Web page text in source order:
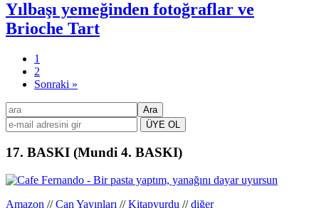
Yılbaşı yemeğinden fotoğraflar ve
Brioche Tart
Sayfa
1
Sayfa
2
Sonraki »
Birincil
kenar
çubuğu
ara
17. BASKI (Mundi 4. BASKI)
Amazon //Can Yayınları //Kitapyurdu //diğer